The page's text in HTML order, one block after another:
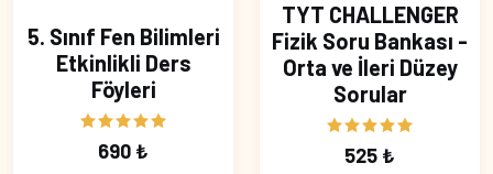
5. Sınıf Fen Bilimleri
Etkinlikli Ders
Föyleri
690 ₺
TYT CHALLENGER
Fizik Soru Bankası -
Orta ve İleri Düzey
Sorular
525 ₺